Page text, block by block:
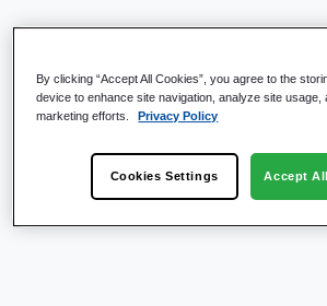
By clicking “Accept All Cookies”, you agree to the
device to enhance site navigation, analyze site usage,
marketing efforts.
Privacy Policy
Cookies Settings Accept